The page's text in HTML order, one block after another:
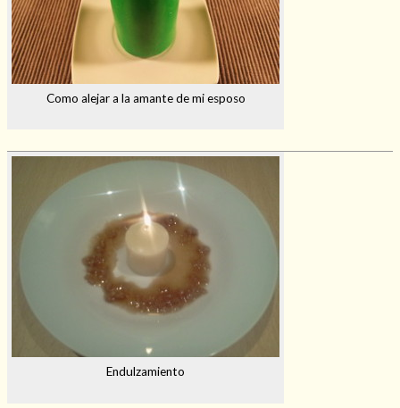
Como alejar a la amante de mi esposo
Endulzamiento